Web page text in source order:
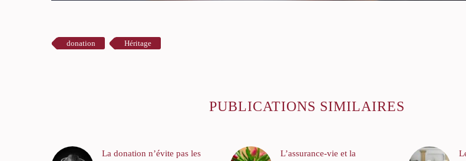
donation Héritage
PUBLICATIONS SIMILAIRES
La donation n’évite pas les
L’assurance-vie et la